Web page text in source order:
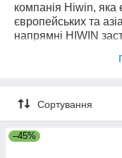
компанія Hiwin, яка
європейських та
напрямні HIWIN
висока твердість,
тертя, плавність
тривалий термін
Якщо у Вас
наші менеджери
Сортування
–45%